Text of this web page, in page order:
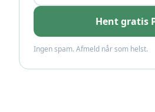
Hent gratis
Ingen spam. Afmeld når som helst.